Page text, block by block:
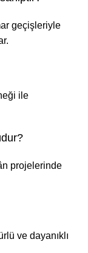
geçişleriyle
ile
projelerinde
ve dayanıklı